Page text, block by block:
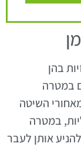
בהן
במטרה
השיטה
במטרה
אותן לעבר